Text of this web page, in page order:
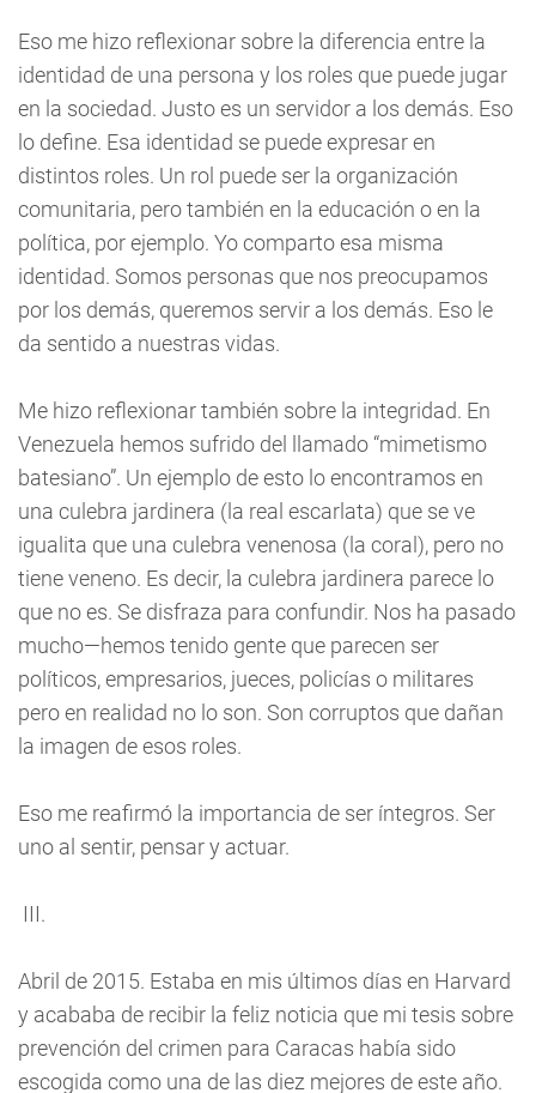
Eso me hizo reflexionar sobre la diferencia entre la
identidad de una persona y los roles que puede jugar
en la sociedad. Justo es un servidor a los demás. Eso
lo define. Esa identidad se puede expresar en
distintos roles. Un rol puede ser la organización
comunitaria, pero también en la educación o en la
política, por ejemplo. Yo comparto esa misma
identidad. Somos personas que nos preocupamos
por los demás, queremos servir a los demás. Eso le
da sentido a nuestras vidas.
Me hizo reflexionar también sobre la integridad. En
Venezuela hemos sufrido del llamado “mimetismo
batesiano”. Un ejemplo de esto lo encontramos en
una culebra jardinera (la real escarlata) que se ve
igualita que una culebra venenosa (la coral), pero no
tiene veneno. Es decir, la culebra jardinera parece lo
que no es. Se disfraza para confundir. Nos ha pasado
mucho—hemos tenido gente que parecen ser
políticos, empresarios, jueces, policías o militares
pero en realidad no lo son. Son corruptos que dañan
la imagen de esos roles.
Eso me reafirmó la importancia de ser íntegros. Ser
uno al sentir, pensar y actuar.
III.
Abril de 2015. Estaba en mis últimos días en Harvard
y acababa de recibir la feliz noticia que mi tesis sobre
prevención del crimen para Caracas había sido
escogida como una de las diez mejores de este año.